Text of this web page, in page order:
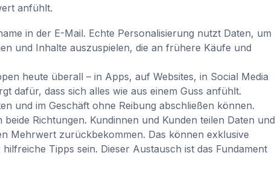
anfühlt.
in der E-Mail. Echte Personalisierung nutzt Daten, um
und Inhalte auszuspielen, die an frühere Käufe und
heute überall – in Apps, auf Websites, in Social Media
dafür, dass sich alles wie aus einem Guss anfühlt.
und im Geschäft ohne Reibung abschließen können.
Richtungen. Kundinnen und Kunden teilen Daten und
Mehrwert zurückbekommen. Das können exklusive
Tipps sein. Dieser Austausch ist das Fundament